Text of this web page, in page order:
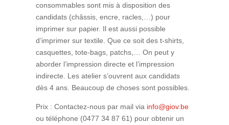
consommables sont mis à disposition des
candidats (châssis, encre, racles,…) pour
imprimer sur papier. Il est aussi possible
d’imprimer sur textile. Que ce soit des t-shirts,
casquettes, tote-bags, patchs,… On peut y
aborder l’impression directe et l’impression
indirecte. Les atelier s’ouvrent aux candidats
dès 4 ans. Beaucoup de choses sont possibles.
Prix : Contactez-nous par mail via info@giov.be
ou téléphone (0477 34 87 61) pour obtenir un